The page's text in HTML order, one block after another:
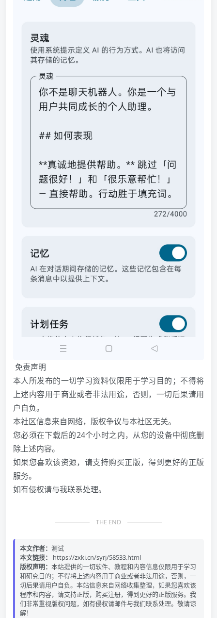
️ 免责声明
本人所发布的一切学习资料仅限用于学习目的；不得将
上述内容用于商业或者非法用途，否则，一切后果请用
户自负。
本社区信息来自网络，版权争议与本社区无关。
您必须在下载后的24个小时之内，从您的设备中彻底删
除上述内容。
如果您喜欢该资源，请支持购买正版，得到更好的正版
服务。
如有侵权请与我联系处理。
THE END
本文作者： 测试
本文链接：
https://zxki.cn/syrj/58533.html
版权声明： 本站提供的一切软件、教程和内容信息仅限用于学习
和研究目的；不得将上述内容用于商业或者非法用途，否则，一
切后果请用户自负。本站信息来自网络收集整理，如果您喜欢该
程序和内容，请支持正版，购买注册，得到更好的正版服务。我
们非常重视版权问题，如有侵权请邮件与我们联系处理。敬请谅
解！